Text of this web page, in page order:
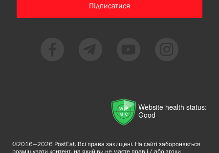
Підписатися
Website health status:
Good
©2016—2026 PostEat. Всі права захищені. На сайті забороняється
розміщувати контент, на який ви не маєте прав і / або згоди